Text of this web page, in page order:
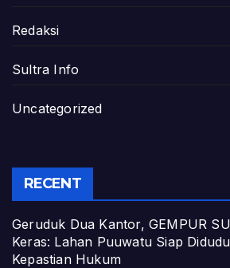
Redaksi
Sultra Info
Uncategorized
RECENT
Geruduk Dua Kantor, GEMPUR
Keras: Lahan Puuwatu Siap
Kepastian Hukum